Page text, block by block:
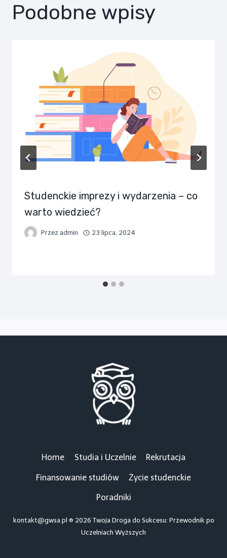
Podobne wpisy
Studenckie imprezy i wydarzenia – co
warto wiedzieć?
Przez admin 23 lipca, 2024
Home Studia i Uczelnie Rekrutacja
Finansowanie studiów Życie studenckie
Poradniki
kontakt@gwsa.pl © 2026 Twoja Droga do Sukcesu: Przewodnik po
Uczelniach Wyższych